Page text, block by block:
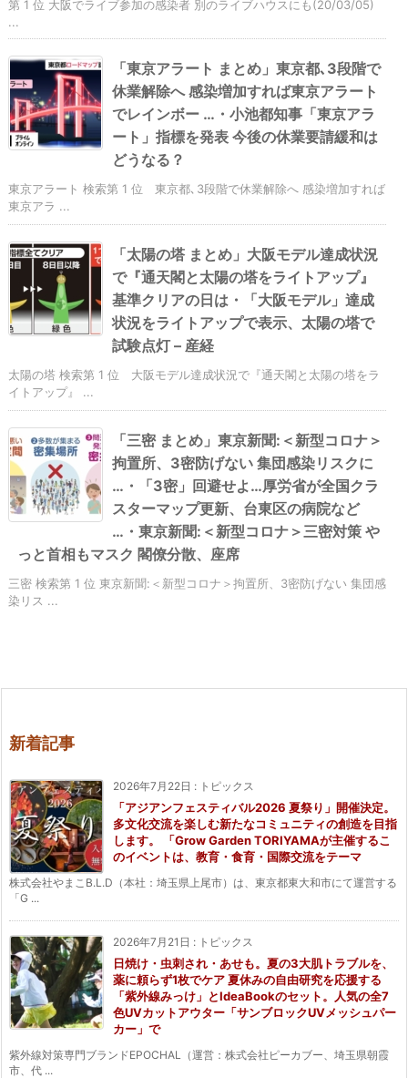
第 1 位 大阪でライブ参加の感染者 別のライブハウスにも(20/03/05)
...
「東京アラート まとめ」東京都､3段階で
休業解除へ 感染増加すれば東京アラート
でレインボー …・小池都知事「東京アラ
ート」指標を発表 今後の休業要請緩和は
どうなる？
東京アラート 検索第 1 位 東京都､3段階で休業解除へ 感染増加すれば
東京アラ ...
「太陽の塔 まとめ」大阪モデル達成状況
で『通天閣と太陽の塔をライトアップ』
基準クリアの日は・「大阪モデル」達成
状況をライトアップで表示、太陽の塔で
試験点灯 – 産経
太陽の塔 検索第 1 位 大阪モデル達成状況で『通天閣と太陽の塔をラ
イトアップ』 ...
「三密 まとめ」東京新聞:＜新型コロナ＞
拘置所、3密防げない 集団感染リスクに
…・「3密」回避せよ…厚労省が全国クラ
スターマップ更新、台東区の病院など
…・東京新聞:＜新型コロナ＞三密対策 や
っと首相もマスク 閣僚分散、座席
三密 検索第 1 位 東京新聞:＜新型コロナ＞拘置所、3密防げない 集団感
染リス ...
新着記事
2026年7月22日 : トピックス
「アジアンフェスティバル2026 夏祭り」開催決定。
多文化交流を楽しむ新たなコミュニティの創造を目指
します。 「Grow Garden TORIYAMAが主催するこ
のイベントは、教育・食育・国際交流をテーマ
株式会社やまこB.L.D（本社：埼玉県上尾市）は、東京都東大和市にて運営する
「G ...
2026年7月21日 : トピックス
日焼け・虫刺され・あせも。夏の3大肌トラブルを、
薬に頼らず1枚でケア 夏休みの自由研究を応援する
「紫外線みっけ」とIdeaBookのセット。人気の全7
色UVカットアウター「サンブロックUVメッシュパー
カー」で
紫外線対策専門ブランドEPOCHAL（運営：株式会社ピーカブー、埼玉県朝霞
市、代 ...